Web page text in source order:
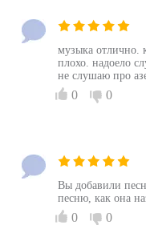
музыка отлично.
плохо. надоело
не слушаю про
0 0
Вы добавили
песню, как она
0 0